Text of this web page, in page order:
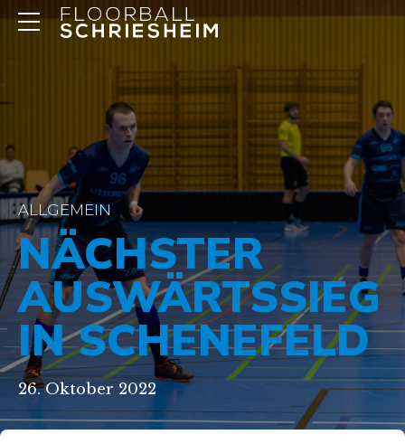
ALLGEMEIN
NÄCHSTER
AUSWÄRTSSIEG
IN SCHENEFELD
26. Oktober 2022